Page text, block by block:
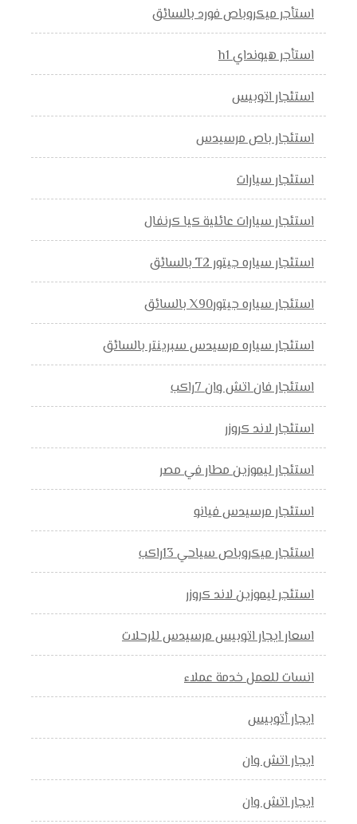
استأجر ميكروباص فورد بالسائق
استأجر هيونداي h1
استئجار اتوبيس
استئجار باص مرسيدس
استئجار سيارات
استئجار سيارات عائلية كيا كرنفال
استئجار سياره جيتور T2 بالسائق
استئجار سياره جيتورX90 بالسائق
استئجار سياره مرسيدس سبرينتر بالسائق
استئجار فان اتش وان 7راكب
استئجار لاند كروزر
استئجار ليموزين مطار في مصر
استئجار مرسيدس فيانو
استئجار ميكروباص سياحي 13راكب
استئجر ليموزين لاند كروزر
اسعار ايجار اتوبيس مرسيدس للرحلات
انسات للعمل خدمة عملاء
ايجار أتوبيس
ايجار اتش وان
ايجار اتش وان